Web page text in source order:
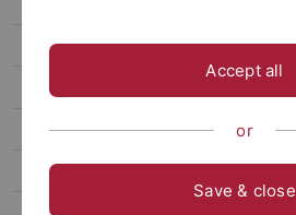
Naturwissenschaften studieren
Lehramt studieren
Accept all
or
Save & close